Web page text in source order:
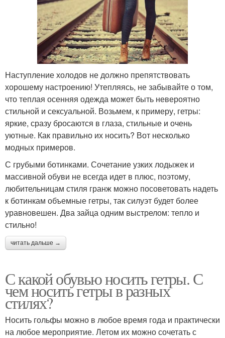
Наступление холодов не должно препятствовать
хорошему настроению! Утепляясь, не забывайте о том,
что теплая осенняя одежда может быть невероятно
стильной и сексуальной. Возьмем, к примеру, гетры:
яркие, сразу бросаются в глаза, стильные и очень
уютные. Как правильно их носить? Вот несколько
модных примеров.
С грубыми ботинками. Сочетание узких лодыжек и
массивной обуви не всегда идет в плюс, поэтому,
любительницам стиля гранж можно посоветовать надеть
к ботинкам объемные гетры, так силуэт будет более
уравновешен. Два зайца одним выстрелом: тепло и
стильно!
читать дальше →
С какой обувью носить гетры. С
чем носить гетры в разных
стилях?
Носить гольфы можно в любое время года и практически
на любое мероприятие. Летом их можно сочетать с